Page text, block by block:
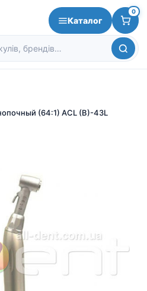
Каталог
0
(64:1) ACL (B)-43L